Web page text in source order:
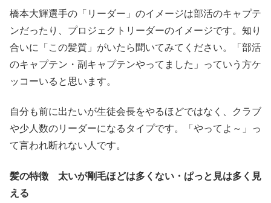
橋本大輝選手の「リーダー」のイメージは部活のキャプテ
ンだったり、プロジェクトリーダーのイメージです。知り
合いに「この髪質」がいたら聞いてみてください。「部活
のキャプテン・副キャプテンやってました」っていう方ケ
ッコーいると思います。
自分も前に出たいが生徒会長をやるほどではなく、クラブ
や少人数のリーダーになるタイプです。「やってよ～」っ
て言われ断れない人です。
髪の特徴 太いが剛毛ほどは多くない・ぱっと見は多く見
える